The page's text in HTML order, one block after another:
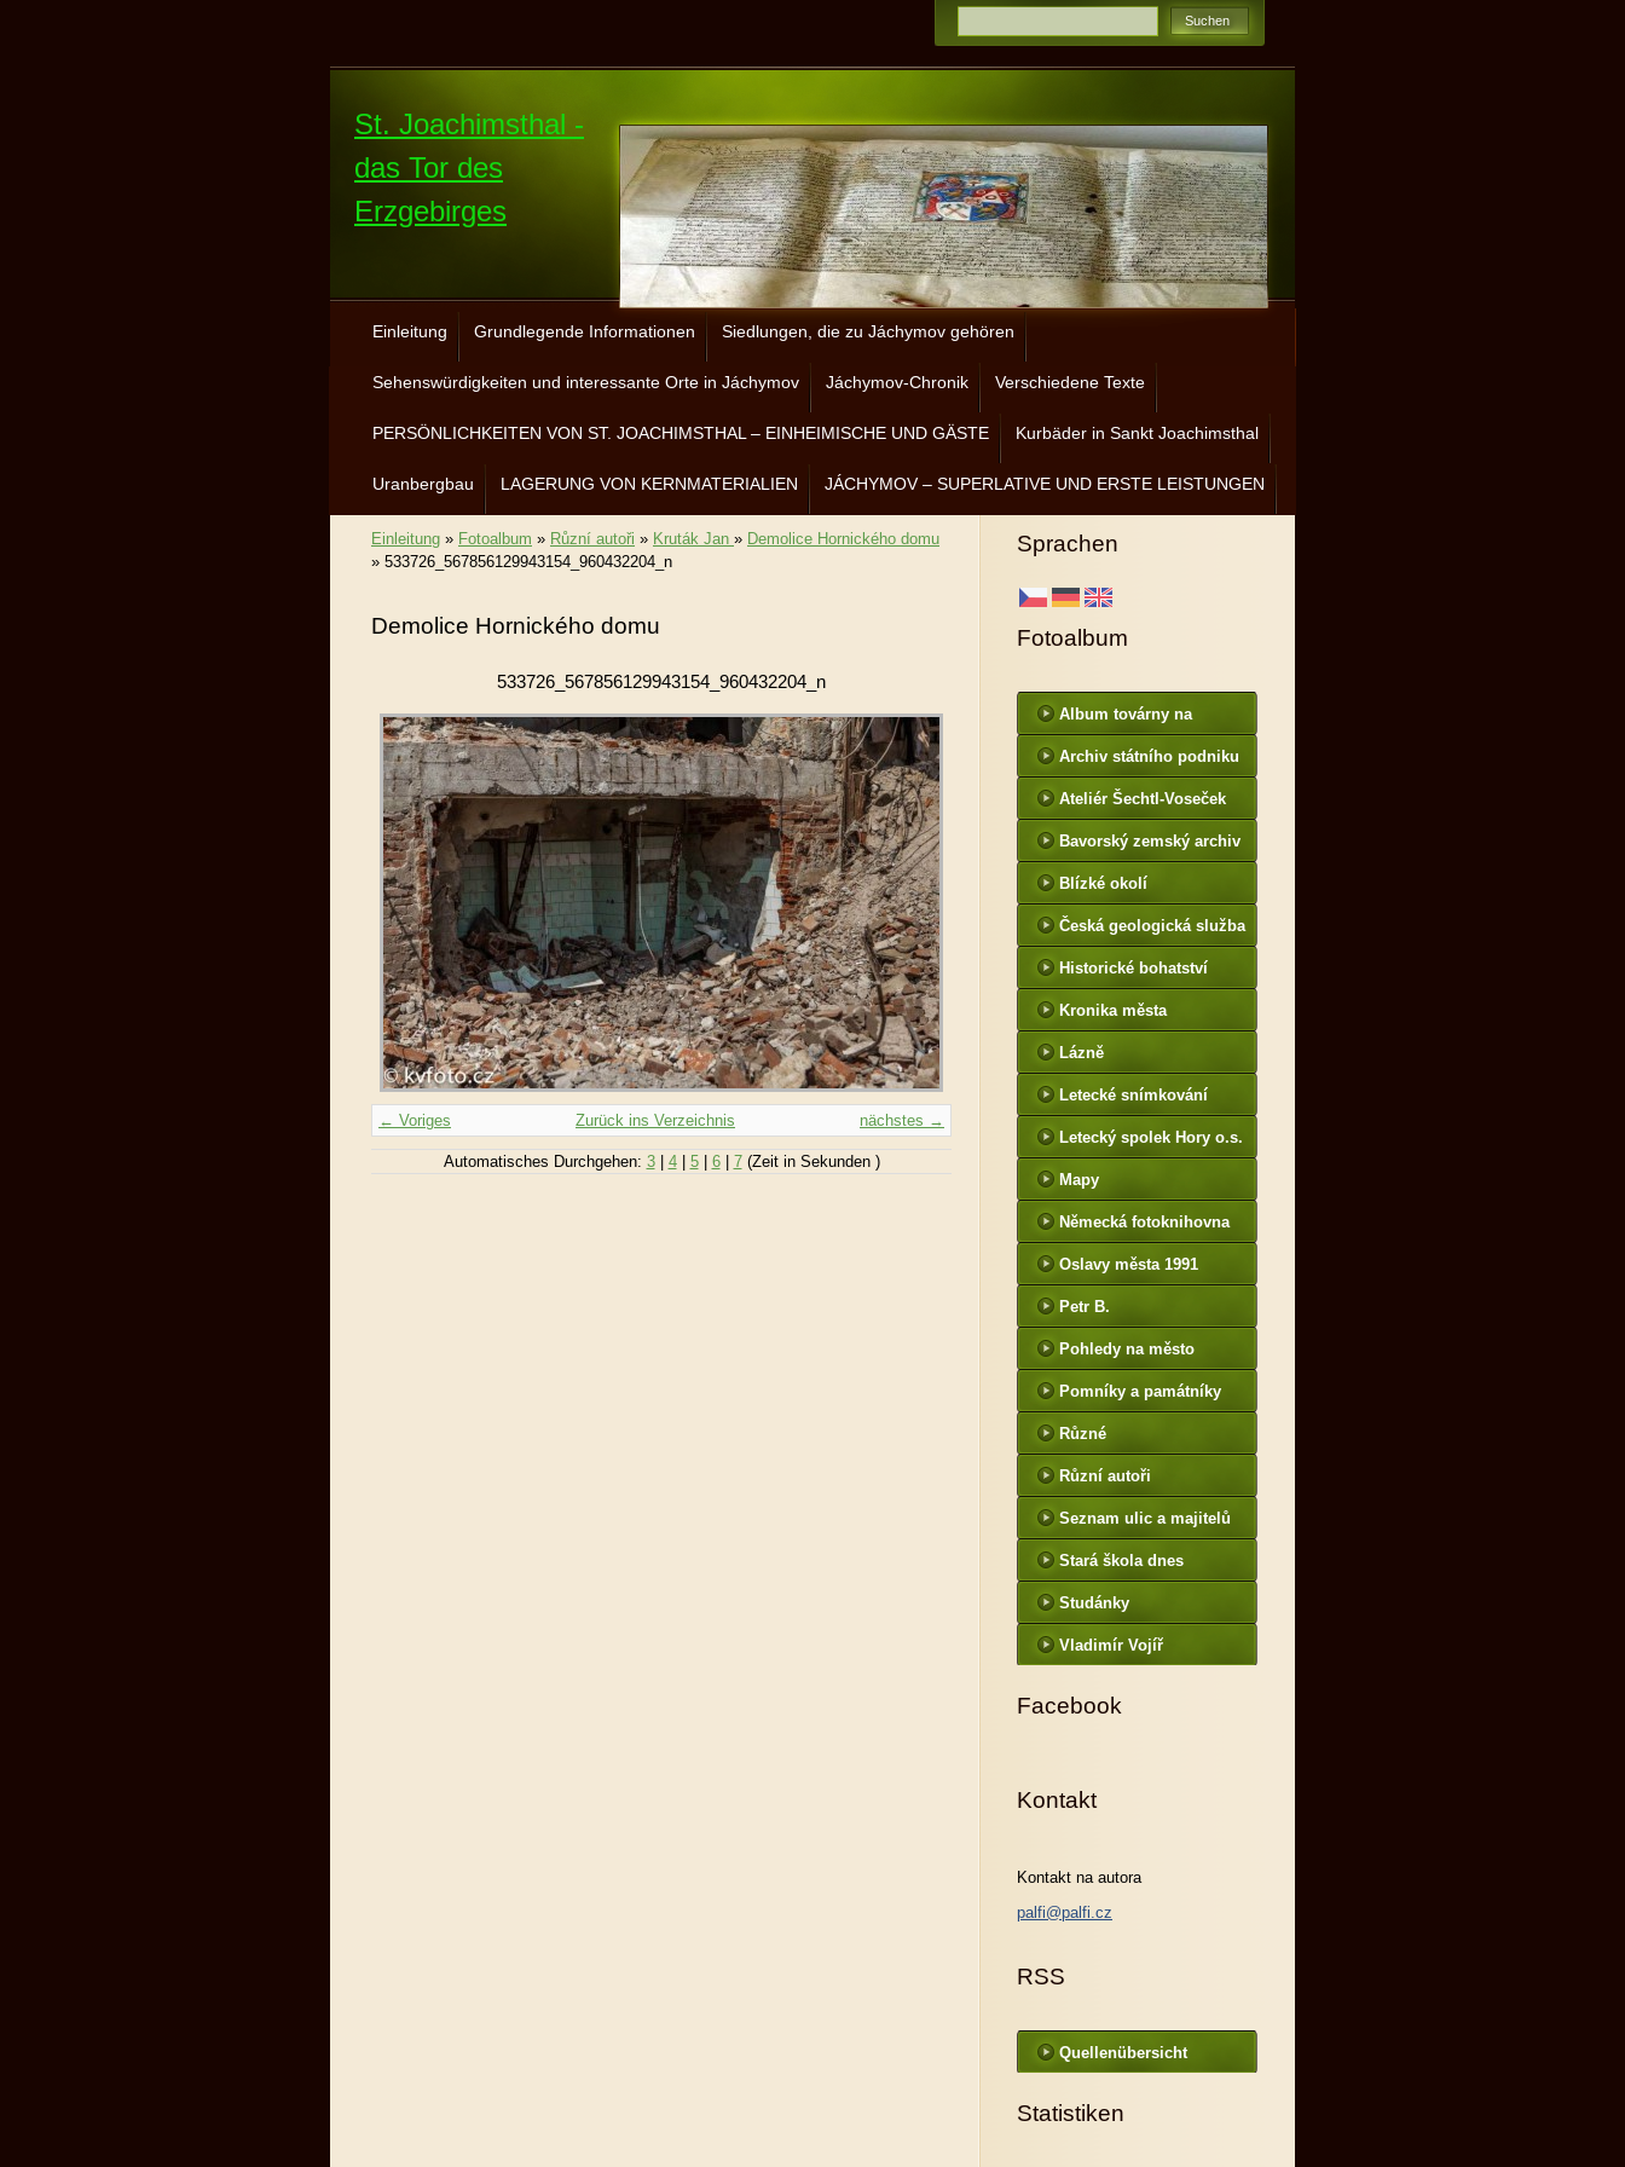
St. Joachimsthal -
das Tor des
Erzgebirges
Einleitung Grundlegende Informationen Siedlungen, die zu Jáchymov gehören
Sehenswürdigkeiten und interessante Orte in Jáchymov Jáchymov-Chronik Verschiedene Texte
PERSÖNLICHKEITEN VON ST. JOACHIMSTHAL – EINHEIMISCHE UND GÄSTE Kurbäder in Sankt Joachimsthal
Uranbergbau LAGERUNG VON KERNMATERIALIEN JÁCHYMOV – SUPERLATIVE UND ERSTE LEISTUNGEN
Einleitung » Fotoalbum » Různí autoři » Kruták Jan » Demolice Hornického domu
» 533726_567856129943154_960432204_n
Demolice Hornického domu
533726_567856129943154_960432204_n
← Voriges nächstes →
Zurück ins Verzeichnis
Automatisches Durchgehen: 3| 4| 5| 6| 7(Zeit in Sekunden )
Sprachen
Fotoalbum
Album továrny na
Archiv státního podniku
Ateliér Šechtl-Voseček
Bavorský zemský archiv
http://www.gda.bayern.de
Blízké okolí
Česká geologická služba
Historické bohatství
Kronika města
http://www.portafontium.
Lázně
Letecké snímkování
Letecký spolek Hory o.s.
Mapy
Německá fotoknihovna
http://www.deutschefotot
hek.de
Oslavy města 1991
Petr B.
(PB14.zonerama.com,
takatiky.rajce.idnes.cz)
Pohledy na město
Pomníky a památníky
Různé
Různí autoři
Seznam ulic a majitelů
Stará škola dnes
Studánky
Vladimír Vojíř
Facebook
Kontakt
Kontakt na autora
palfi@palfi.cz
RSS
Quellenübersicht
Statistiken